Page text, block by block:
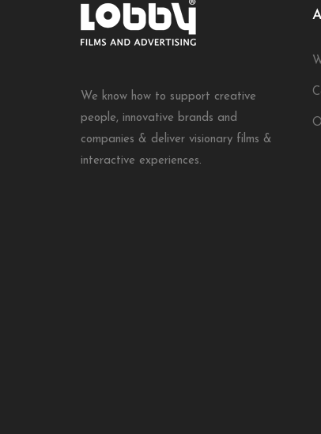
We know how to support creative
people, innovative brands and
companies & deliver visionary films &
interactive experiences.